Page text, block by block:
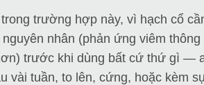
trường hợp này, vì hạch cổ
nhân (phản ứng viêm thông
trước khi dùng bất cứ thứ gì —
vài tuần, to lên, cứng, hoặc kèm